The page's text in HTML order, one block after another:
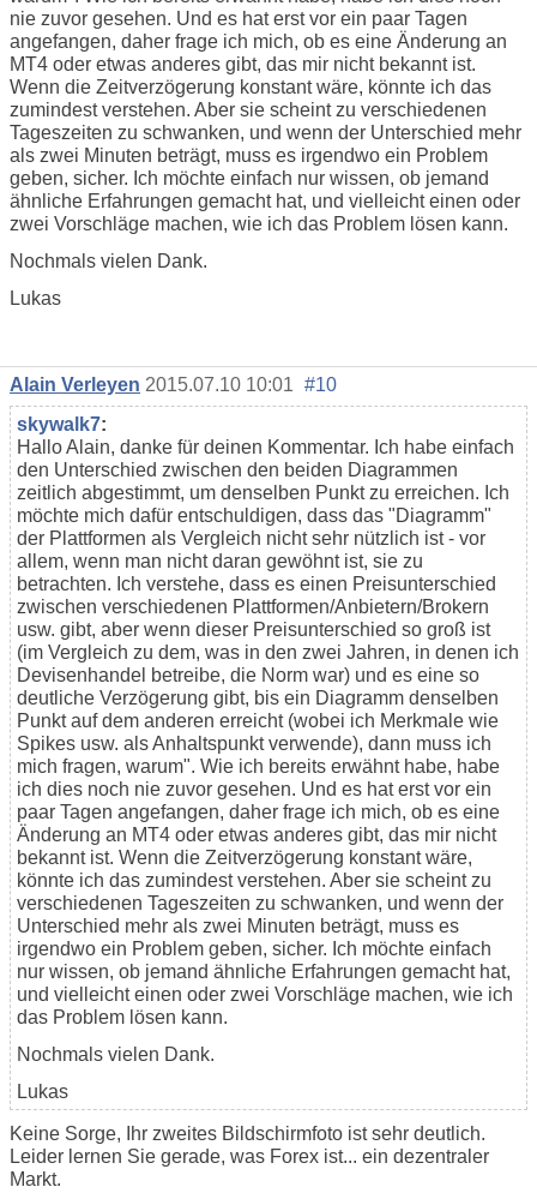
nie zuvor gesehen. Und es hat erst vor ein paar Tagen
angefangen, daher frage ich mich, ob es eine Änderung an
MT4 oder etwas anderes gibt, das mir nicht bekannt ist.
Wenn die Zeitverzögerung konstant wäre, könnte ich das
zumindest verstehen. Aber sie scheint zu verschiedenen
Tageszeiten zu schwanken, und wenn der Unterschied mehr
als zwei Minuten beträgt, muss es irgendwo ein Problem
geben, sicher. Ich möchte einfach nur wissen, ob jemand
ähnliche Erfahrungen gemacht hat, und vielleicht einen oder
zwei Vorschläge machen, wie ich das Problem lösen kann.
Nochmals vielen Dank.
Lukas
Alain Verleyen 2015.07.10 10:01 #10
skywalk7:
Hallo Alain, danke für deinen Kommentar. Ich habe einfach
den Unterschied zwischen den beiden Diagrammen
zeitlich abgestimmt, um denselben Punkt zu erreichen. Ich
möchte mich dafür entschuldigen, dass das "Diagramm"
der Plattformen als Vergleich nicht sehr nützlich ist - vor
allem, wenn man nicht daran gewöhnt ist, sie zu
betrachten. Ich verstehe, dass es einen Preisunterschied
zwischen verschiedenen Plattformen/Anbietern/Brokern
usw. gibt, aber wenn dieser Preisunterschied so groß ist
(im Vergleich zu dem, was in den zwei Jahren, in denen ich
Devisenhandel betreibe, die Norm war) und es eine so
deutliche Verzögerung gibt, bis ein Diagramm denselben
Punkt auf dem anderen erreicht (wobei ich Merkmale wie
Spikes usw. als Anhaltspunkt verwende), dann muss ich
mich fragen, warum". Wie ich bereits erwähnt habe, habe
ich dies noch nie zuvor gesehen. Und es hat erst vor ein
paar Tagen angefangen, daher frage ich mich, ob es eine
Änderung an MT4 oder etwas anderes gibt, das mir nicht
bekannt ist. Wenn die Zeitverzögerung konstant wäre,
könnte ich das zumindest verstehen. Aber sie scheint zu
verschiedenen Tageszeiten zu schwanken, und wenn der
Unterschied mehr als zwei Minuten beträgt, muss es
irgendwo ein Problem geben, sicher. Ich möchte einfach
nur wissen, ob jemand ähnliche Erfahrungen gemacht hat,
und vielleicht einen oder zwei Vorschläge machen, wie ich
das Problem lösen kann.
Nochmals vielen Dank.
Lukas
Keine Sorge, Ihr zweites Bildschirmfoto ist sehr deutlich.
Leider lernen Sie gerade, was Forex ist... ein dezentraler
Markt.